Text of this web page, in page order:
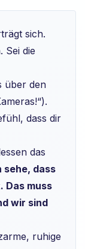
sich.
Sei die
über den
dass dir
das
sehe, dass
Das muss
wir sind
ruhige